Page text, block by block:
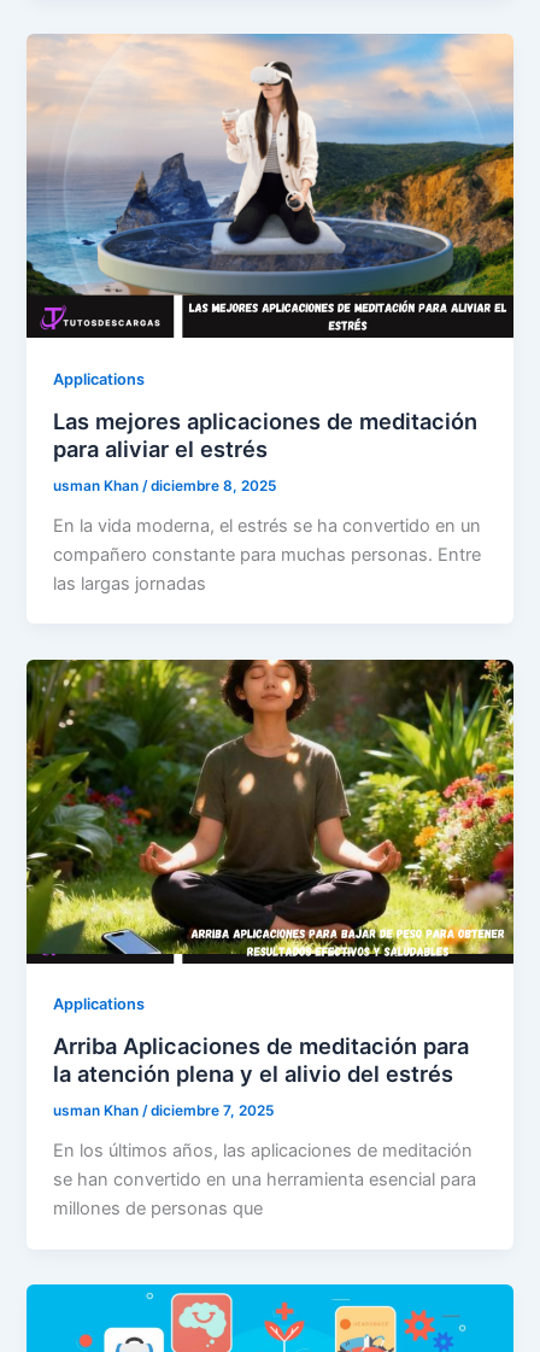
Applications
Las mejores aplicaciones de meditación
para aliviar el estrés
usman Khan /diciembre 8, 2025
En la vida moderna, el estrés se ha convertido en un
compañero constante para muchas personas. Entre
las largas jornadas
Applications
Arriba Aplicaciones de meditación para
la atención plena y el alivio del estrés
usman Khan/diciembre 7, 2025
En los últimos años, las aplicaciones de meditación
se han convertido en una herramienta esencial para
millones de personas que